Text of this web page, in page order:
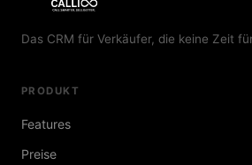
Das CRM für Verkäufer, die keine Zeit
PRODUKT
Features
Preise